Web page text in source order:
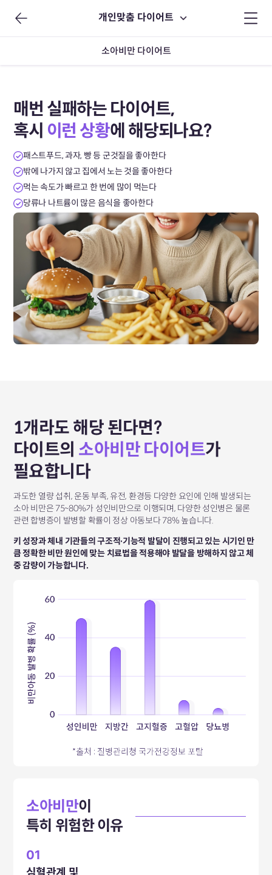
개인맞춤 다이어트
소아비만 다이어트
매번 실패하는 다이어트,
혹시 이런 상황에 해당되나요?
패스트푸드, 과자, 빵 등 군것질을 좋아한다
밖에 나가지 않고 집에서 노는 것을 좋아한다
먹는 속도가 빠르고 한 번에 많이 먹는다
당류나 나트륨이 많은 음식을 좋아한다
1개라도 해당 된다면?
다이트의 소아비만 다이어트가
필요합니다
과도한 열량 섭취, 운동 부족, 유전, 환경등 다양한 요인에 인해 발생되는
소아 비만은 75~80%가 성인비만으로 이행되며, 다양한 성인병은 물론
관련 합병증이 발병할 확률이 정상 아동보다 78% 높습니다.
키 성장과 체내 기관들의 구조적∙기능적 발달이 진행되고 있는 시기인 만
큼 정확한 비만 원인에 맞는 치료법을 적용해야 발달을 방해하지 않고 체
중 감량이 가능합니다.
소아비만이
특히 위험한 이유
01